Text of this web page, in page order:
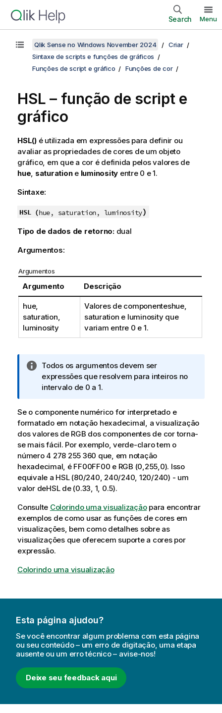
Search Menu
Qlik Sense no Windows November 2024
Criar
Sintaxe de scripts e funções de gráficos
Funções de script e gráfico
Funções de cor
HSL – função de script e
gráfico
HSL()é utilizada em expressões para definir ou
avaliar as propriedades de cores de um objeto
gráfico, em que a cor é definida pelos valores de
hue, saturatione luminosity entre 0 e 1.
Sintaxe:
HSL (hue, saturation, luminosity)
Tipo de dados de retorno: dual
Argumentos:
Argumentos
Argumento Descrição
hue,
saturation,
luminosity
Valores de componenteshue,
saturation e luminosityque
variam entre 0 e 1.
N
o
t
i
n
f
o
r
m
a
t
v
a
Todos os argumentos devem ser
expressões que resolvem para inteiros no
intervalo de 0 a 1.
Se o componente numérico for interpretado e
formatado em notação hexadecimal, a visualização
dos valores de RGB dos componentes de cor torna-
se mais fácil. Por exemplo, verde-claro tem o
número 4 278 255 360 que, em notação
hexadecimal, é FF00FF00 e RGB (0,255,0). Isso
equivale a HSL (80/240, 240/240, 120/240) - um
valor deHSL de (0.33, 1, 0.5).
Consulte Colorindo uma visualizaçãopara encontrar
exemplos de como usar as funções de cores em
visualizações, bem como detalhes sobre as
visualizações que oferecem suporte a cores por
expressão.
Colorindo uma visualização
Esta página ajudou?
Se você encontrar algum problema com esta página
ou seu conteúdo – um erro de digitação, uma etapa
ausente ou um erro técnico – avise-nos!
Deixe seu feedback aqui